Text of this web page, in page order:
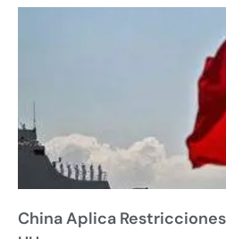
China Aplica